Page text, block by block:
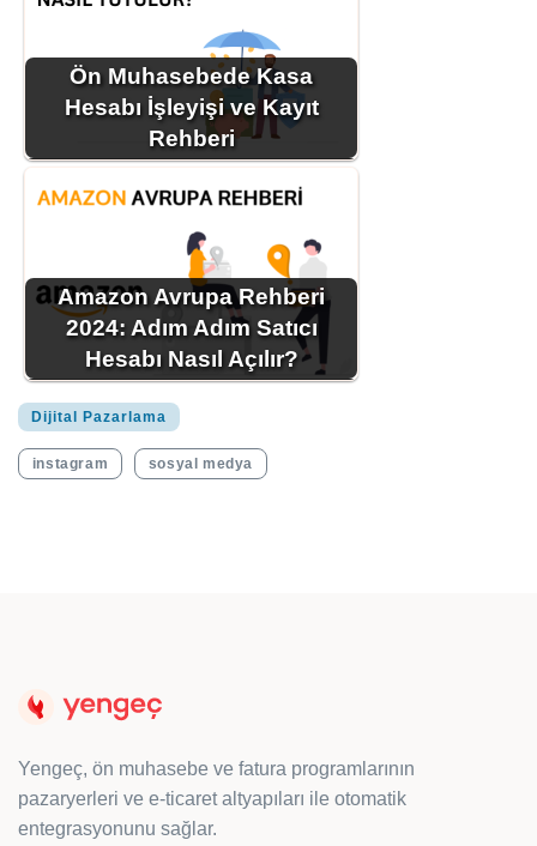
Ön Muhasebede Kasa
Hesabı İşleyişi ve Kayıt
Rehberi
Amazon Avrupa Rehberi
2024: Adım Adım Satıcı
Hesabı Nasıl Açılır?
Dijital Pazarlama
instagram sosyal medya
Yengeç, ön muhasebe ve fatura programlarının
pazaryerleri ve e-ticaret altyapıları ile otomatik
entegrasyonunu sağlar.